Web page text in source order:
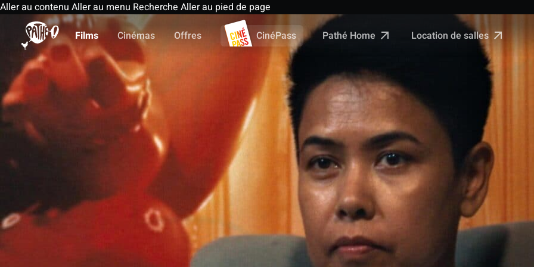
Aller au contenu Aller au menu Recherche Aller au pied de page
Films
Cinémas Offres CinéPass Pathé Home Location de salles